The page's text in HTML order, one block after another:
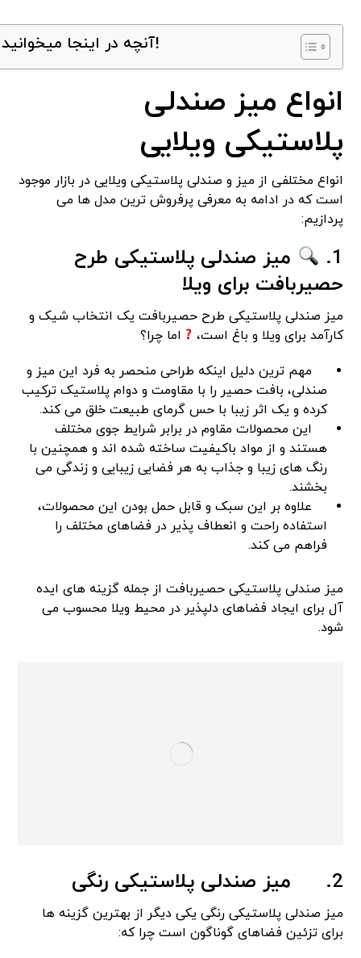
آنچه در اینجا میخوانید!
انواع میز صندلی
پلاستیکی ویلایی
انواع مختلفی از میز و صندلی پلاستیکی ویلایی در بازار موجود
است که در ادامه به معرفی پرفروش ترین مدل ها می
پردازیم:
1.
میز صندلی پلاستیکی طرح
حصیربافت برای ویلا
میز صندلی پلاستیکی طرح حصیربافت یک انتخاب شیک و
کارآمد برای ویلا و باغ است،
اما چرا؟
مهم ترین دلیل اینکه طراحی منحصر به فرد این میز و
صندلی، بافت حصیر را با مقاومت و دوام پلاستیک ترکیب
کرده و یک اثر زیبا با حس گرمای طبیعت خلق می کند.
این محصولات مقاوم در برابر شرایط جوی مختلف
هستند و از مواد باکیفیت ساخته شده اند و همچنین با
رنگ های زیبا و جذاب به هر فضایی زیبایی و زندگی می
بخشند.
علاوه بر این سبک و قابل حمل بودن این محصولات،
استفاده راحت و انعطاف پذیر در فضاهای مختلف را
فراهم می کند.
میز صندلی پلاستیکی حصیربافت از جمله گزینه های ایده
آل برای ایجاد فضاهای دلپذیر در محیط ویلا محسوب می
شود.
2. میز صندلی پلاستیکی رنگی
میز صندلی پلاستیکی رنگی یکی دیگر از بهترین گزینه ها
برای تزئین فضاهای گوناگون است چرا که: